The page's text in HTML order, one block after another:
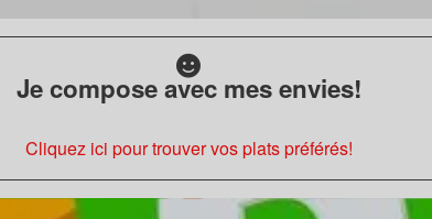
Je compose avec mes envies!
Cliquez ici pour trouver vos plats préférés!